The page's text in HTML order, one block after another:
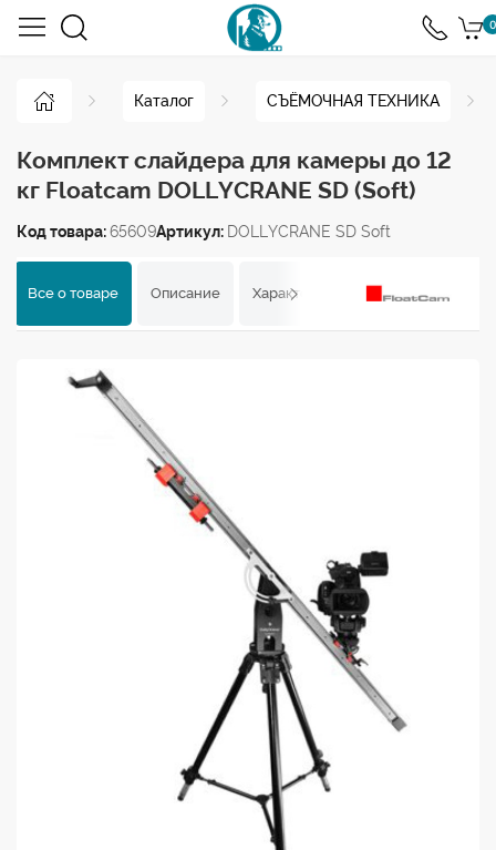
0
Каталог СЪЁМОЧНАЯ ТЕХНИКА
Комплект слайдера для камеры до 12
кг Floatcam DOLLYCRANE SD (Soft)
Код товара:65609Артикул: DOLLYCRANE SD Soft
Все о товаре Описание Характеристики Отзывы